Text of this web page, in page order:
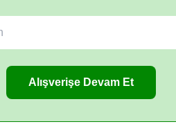
Alışverişe Devam Et